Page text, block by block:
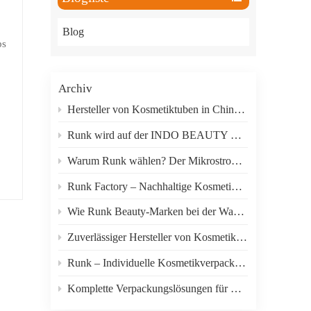
Blog
Archiv
Hersteller von Kosmetiktuben in China: Guangzhou Runk Packaging
Runk wird auf der INDO BEAUTY EXPO 2026 in Indonesien ausstellen.
Warum Runk wählen? Der Mikrostrom-Elektrovibrationsmassageapplikator für Augencreme in Tuben verkauft sich gut.
Runk Factory – Nachhaltige Kosmetikverpackungstuben für eine grünere Schönheitsindustrie
Wie Runk Beauty-Marken bei der Wahl der richtigen Verpackung unterstützt
Zuverlässiger Hersteller von Kosmetikverpackungen mit umfassendem Anpassungsservice
Runk – Individuelle Kosmetikverpackungen aus Kunststoff für Hautpflegemarken
Komplette Verpackungslösungen für Hautpflege-, Haarpflege- und Schönheitsprodukte